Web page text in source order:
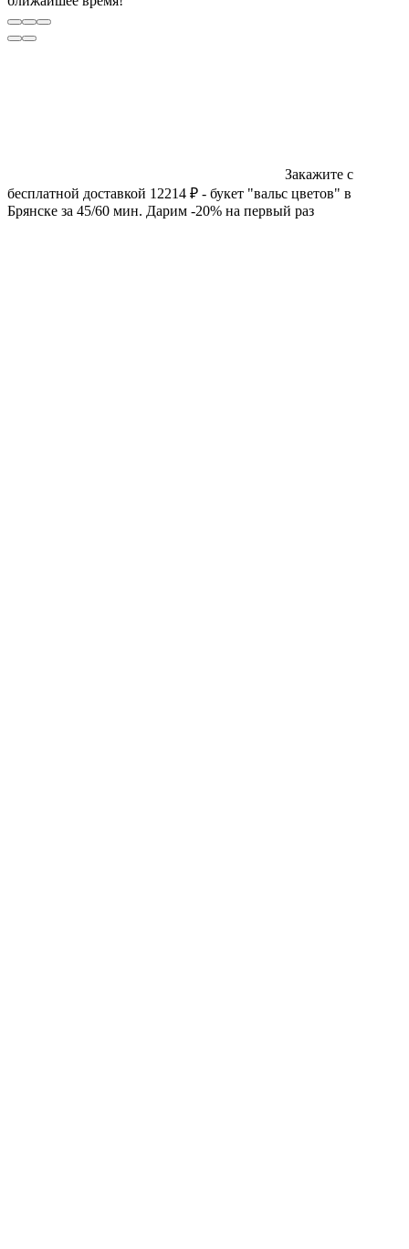
Закажите с
бесплатной доставкой 12214 ₽ - букет "вальс цветов" в
Брянске за 45/60 мин. Дарим -20% на первый раз